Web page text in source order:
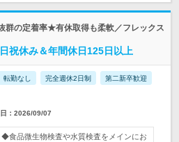
群の定着率★有休取得も柔軟／フレックス
祝休み＆年間休日125日以上
転勤なし 完全週休2日制 第二新卒歓迎
：2026/09/07
◆食品微生物検査や水質検査をメインにお